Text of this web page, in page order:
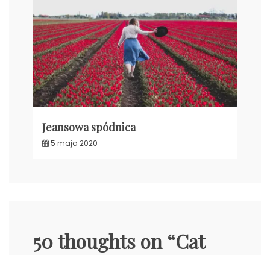
Jeansowa spódnica
5 maja 2020
50 thoughts on “Cat